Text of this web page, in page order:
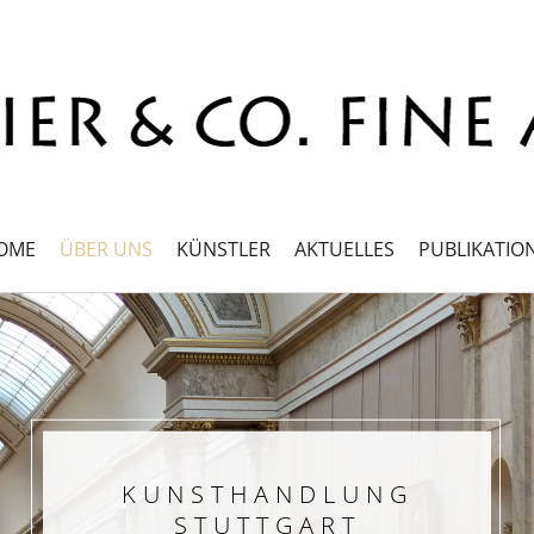
ÜBER UNS KÜNSTLER AKTUELLES
KUNSTHANDLUNG
STUTTGART